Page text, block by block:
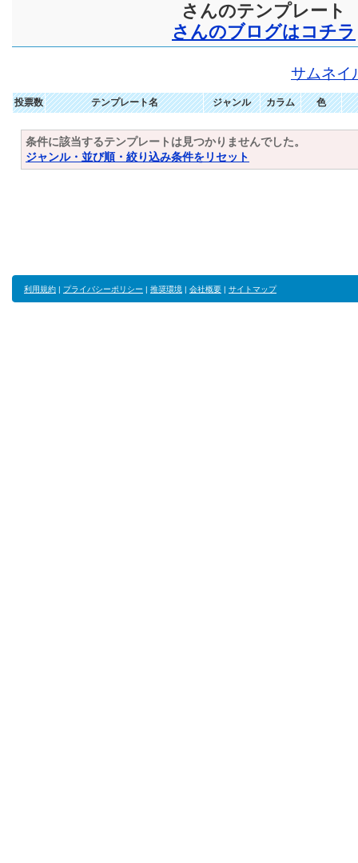
さんのテンプレート
さんのブログはコチラ
サムネイ
投票数 テンプレート名 ジャンル カラム 色
条件に該当するテンプレートは見つかりませんでした。
ジャンル・並び順・絞り込み条件をリセット
利用規約 | プライバシーポリシー | 推奨環境 | 会社概要 | サイトマップ